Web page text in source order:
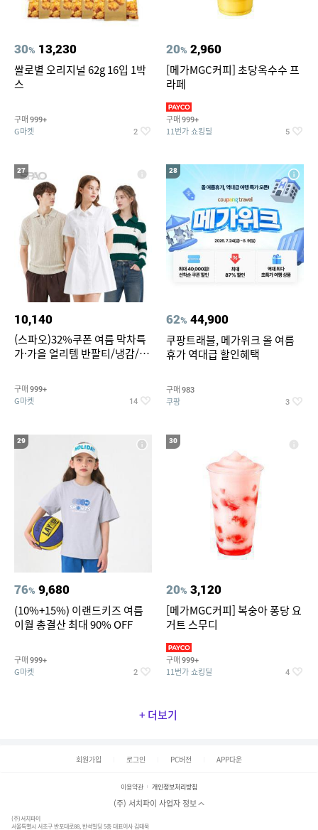
30% 13,230
쌀로별 오리지널 62g 16입 1박
스
구매 999+
G마켓 2
20% 2,960
[메가MGC커피] 초당옥수수 프
라페
구매 999+
11번가 쇼킹딜 5
27
10,140
(스파오)32%쿠폰 여름 막차특
가·가을 얼리템 반팔티/냉감/반
건 외 ~74%OFF
구매 999+
G마켓 14
28
62% 44,900
쿠팡트래블, 메가위크 올 여름
휴가 역대급 할인혜택
구매 983
쿠팡 3
29
76% 9,680
(10%+15%) 이랜드키즈 여름
이월 총결산 최대 90% OFF
구매 999+
G마켓 2
30
20% 3,120
[메가MGC커피] 복숭아 퐁당 요
거트 스무디
구매 999+
11번가 쇼킹딜 4
+ 더보기
회원가입 로그인 PC버전 APP다운
이용약관 개인정보처리방침
(주) 서치파이 사업자 정보
(주)서치파이
서울특별시 서초구 반포대로88, 반석빌딩 5층 대표이사 김태묵